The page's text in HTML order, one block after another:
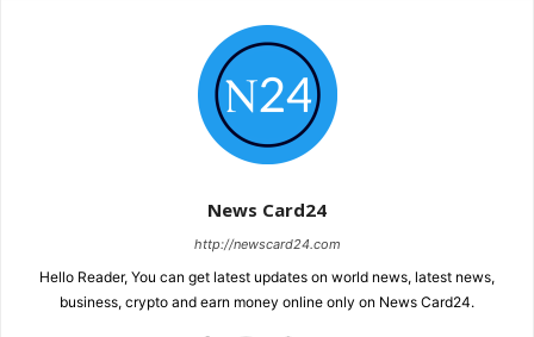
News Card24
http://newscard24.com
Hello Reader, You can get latest updates on world news, latest news,
business, crypto and earn money online only on News Card24.